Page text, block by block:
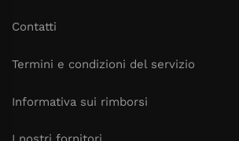
Contatti
Termini e condizioni del servizio
Informativa sui rimborsi